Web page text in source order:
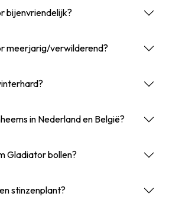
bijenvriendelijk?
meerjarig/verwilderend?
in Nederland en België?
Gladiator bollen?
stinzenplant?